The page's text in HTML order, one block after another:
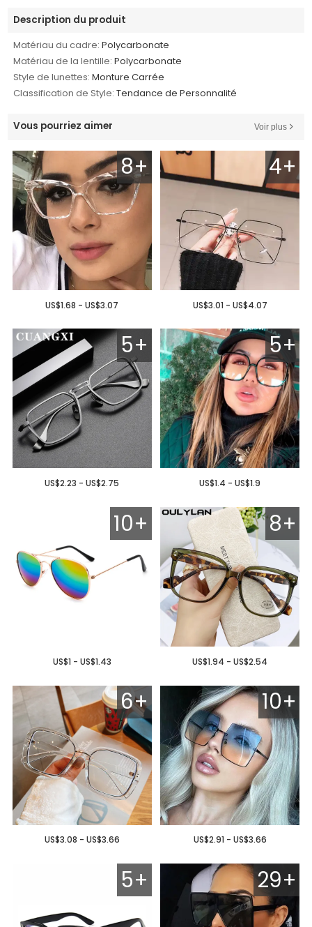
Description du produit
Matériau du cadre: Polycarbonate
Matériau de la lentille: Polycarbonate
Style de lunettes: Monture Carrée
Classification de Style: Tendance de Personnalité
Vous pourriez aimer Voir plus
8+
US$1.68 - US$3.07
4+
US$3.01 - US$4.07
5+
US$2.23 - US$2.75
5+
US$1.4 - US$1.9
10+
US$1 - US$1.43
8+
US$1.94 - US$2.54
6+
US$3.08 - US$3.66
10+
US$2.91 - US$3.66
5+ 29+